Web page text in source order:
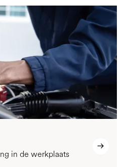
in de werkplaats